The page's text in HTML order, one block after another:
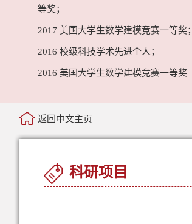
等奖；
2017 美国大学生数学建模竞赛一等奖；
2016 校级科技学术先进个人；
2016 美国大学生数学建模竞赛一等奖
返回中文主页
科研项目